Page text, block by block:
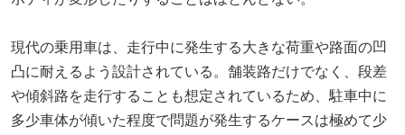
現代の乗用車は、走行中に発生する大きな荷重や路面の凹
凸に耐えるよう設計されている。舗装路だけでなく、段差
や傾斜路を走行することも想定されているため、駐車中に
多少車体が傾いた程度で問題が発生するケースは極めて少